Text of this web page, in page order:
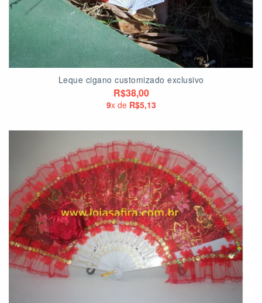
Leque cigano customizado exclusivo
R$38,00
9x de R$5,13